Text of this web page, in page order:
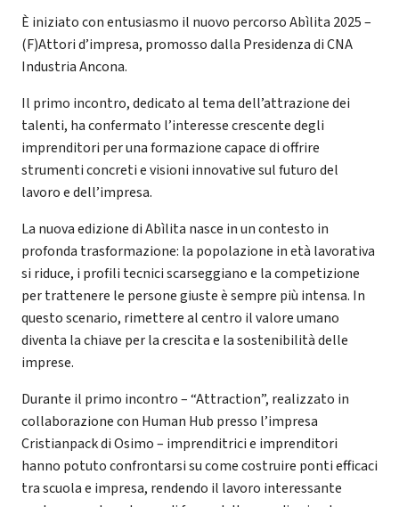
È iniziato con entusiasmo il nuovo percorso Abìlita 2025 –
(F)Attori d’impresa, promosso dalla Presidenza di CNA
Industria Ancona.
Il primo incontro, dedicato al tema dell’attrazione dei
talenti, ha confermato l’interesse crescente degli
imprenditori per una formazione capace di offrire
strumenti concreti e visioni innovative sul futuro del
lavoro e dell’impresa.
La nuova edizione di Abìlita nasce in un contesto in
profonda trasformazione: la popolazione in età lavorativa
si riduce, i profili tecnici scarseggiano e la competizione
per trattenere le persone giuste è sempre più intensa. In
questo scenario, rimettere al centro il valore umano
diventa la chiave per la crescita e la sostenibilità delle
imprese.
Durante il primo incontro – “Attraction”, realizzato in
collaborazione con Human Hub presso l’impresa
Cristianpack di Osimo – imprenditrici e imprenditori
hanno potuto confrontarsi su come costruire ponti efficaci
tra scuola e impresa, rendendo il lavoro interessante